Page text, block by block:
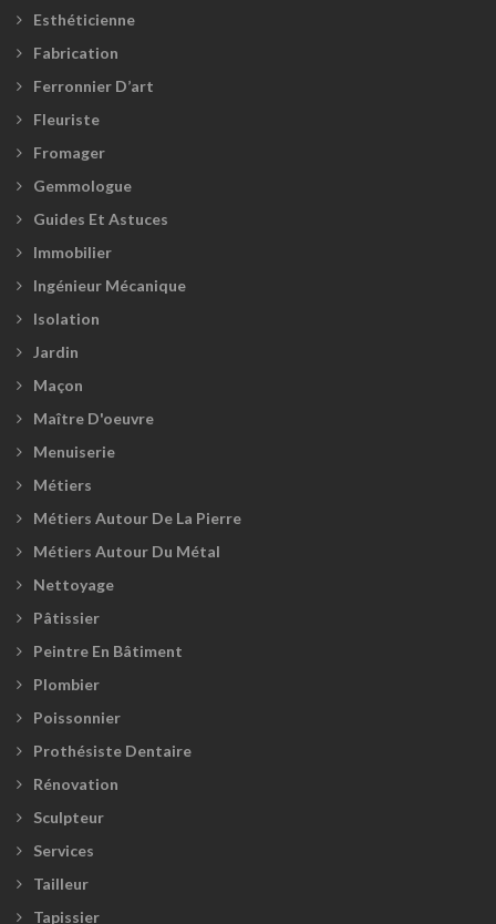
Esthéticienne
Fabrication
Ferronnier D’art
Fleuriste
Fromager
Gemmologue
Guides Et Astuces
Immobilier
Ingénieur Mécanique
Isolation
Jardin
Maçon
Maître D'oeuvre
Menuiserie
Métiers
Métiers Autour De La Pierre
Métiers Autour Du Métal
Nettoyage
Pâtissier
Peintre En Bâtiment
Plombier
Poissonnier
Prothésiste Dentaire
Rénovation
Sculpteur
Services
Tailleur
Tapissier